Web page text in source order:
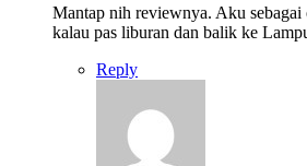
Mantap nih reviewnya. Aku
kalau pas liburan dan balik ke
Reply